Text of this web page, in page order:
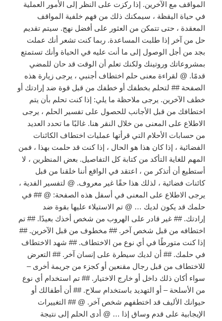
المواقف مع الآخرين. إذا ركزت على النظر إلى الأمور العملية
في حياة اليقظة ، سيمكنك ذلك من فهم خلفية المواقف
المعقدة ، حتى تتمكن من العثور على أفضل نهج. سيتم تقديم
حل من آخر إذا طلبت المساعدة. ربما كنت تشعر أنك عملت
بجد من أجل الوصول إلى ما أنت عليه في الحياة وأنك تستمتع
بمشروعاتك وروتينك ولكنك تعلم أن الوقت قد حان للمضي
قدمًا. @ لقراءة معنى حلم اختطاف أجنبي ، يرجى زيارة هذه
الصفحة ## لتحلم بخطفك أو خطفك من قبل قوة ضد إرادتك أو
خطف الآخرين. يرجى ملاحظة ما يلي: إذا كنت تحلم بأن يتم
اختطافك من قبل الأجانب للحصول على تفسير الحلم ، يرجى
الاطلاع على المعنى من خلال النقر هنا. غالبًا ما تحدد العديد
من حسابات الأحلام التي قرأتها عمليات اختطاف الكائنات
الفضائية ، إذا كان هذا هو الحال ، إذا كنت قد حلمت بهذا ، فمن
المهم للغاية التأكد من كتابة كل التفاصيل. بعض المنظرين ، لا
أستطيع أن أتذكر من ، اعتقد في الواقع أننا خلقنا من قبل
كائنات فضائية ، لذلك هذا حقًا غير معروف. @ لتفسير الفدية ،
يرجى الاطلاع على المعنى في أسفل هذه الصفحة: @ ## في
حلمك قد يكون لديك … @ تم الاستيلاء عليها بقوة ضد
إرادتك. ## غير قادر على الهروب من شخص أخذك بعيدًا. ## تم
اختطافه من قبل شخص آخر. ## مخطوف من قبل الآخرين. ##
إذا كنت متورطًا في أي نوع من الاختطاف. ## شهد الاختطاف
في حلمك. ## أن لديك سيطرة على إنسان آخر. ## التعرض
للاختطاف من قبل رجال مقنعين أو كجزء من جريمة أخرى –
سواء أكان ذلك داخل أو خارج الاختيار. ## تم استخدام أي نوع
من الأسلحة – أو التهديد باستخدام سلاح. ## أن أطفالك أو
حيوانك الأليف قد اختطفهم شخص آخر. @ ## التغييرات
الإيجابية على قدم وساق إذا … @ أدى الحلم إلى نتيجة